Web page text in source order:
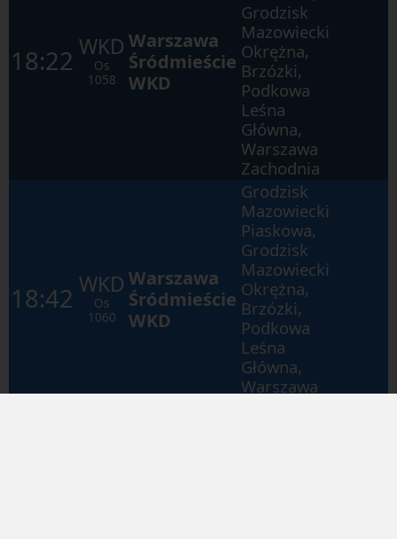
18:22 WKD
Os
1058
Warszawa
Śródmieście
WKD
Grodzisk
Mazowiecki
Okrężna,
Brzózki,
Podkowa
Leśna
Główna,
Warszawa
Zachodnia
18:42 WKD
Os
1060
Warszawa
Śródmieście
WKD
Grodzisk
Mazowiecki
Piaskowa,
Grodzisk
Mazowiecki
Okrężna,
Brzózki,
Podkowa
Leśna
Główna,
Warszawa